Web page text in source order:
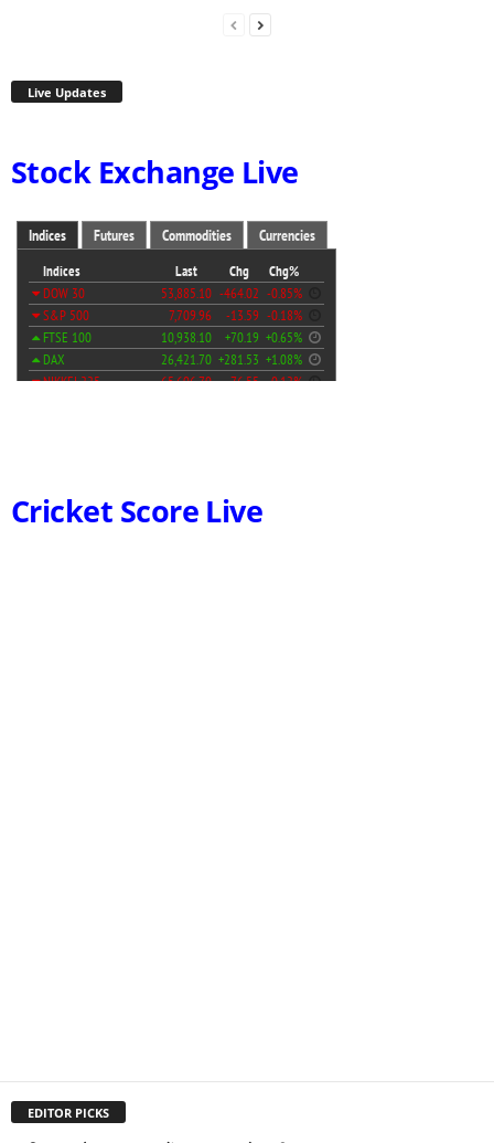
Live Updates
Stock Exchange Live
Cricket Score Live
EDITOR PICKS